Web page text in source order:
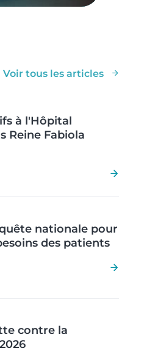
Voir tous les articles
à l'Hôpital
Reine Fabiola
nationale pour
des patients
contre la